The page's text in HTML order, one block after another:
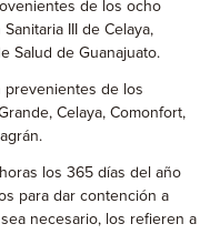
de los ocho
III de Celaya,
Salud de Guanajuato.
prevenientes de los
Celaya, Comonfort,
los 365 días del año
para dar contención a
necesario, los refieren a